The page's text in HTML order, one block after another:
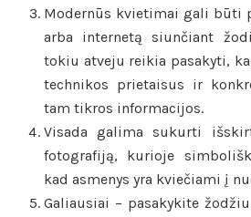
Modernūs kvietimai gali būti
arba internetą siunčiant
tokiu atveju reikia pasakyti,
technikos prietaisus ir
tam tikros informacijos.
Visada galima sukurti
fotografiją, kurioje
kad asmenys yra kviečiami į
Galiausiai – pasakykite